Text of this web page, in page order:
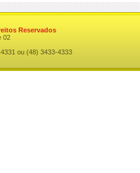
Reservados
02
ou (48) 3433-4333